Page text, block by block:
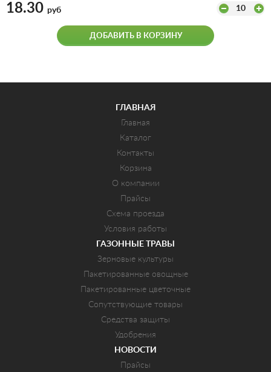
18.30 руб 10
ДОБАВИТЬ В КОРЗИНУ
ГЛАВНАЯ
Главная
Каталог
Контакты
Корзина
О компании
Прайсы
Схема проезда
Условия работы
ГАЗОННЫЕ ТРАВЫ
Зерновые культуры
Пакетированные овощные
Пакетированные цветочные
Сопутствующие товары
Средства защиты
Удобрения
НОВОСТИ
Прайсы